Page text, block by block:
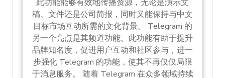
此功能能够有效地传播资源，无论是演示文
稿、文件还是公司简报，同时又能保持与中文
目标市场互动所需的文化背景。 Telegram 的
另一个亮点是其频道功能。此功能有助于提升
品牌知名度，促进用户互动和社区参与，进一
步强化 Telegram 的功能，使其不再仅仅局限
于消息服务。 随着 Telegram 在众多领域持续